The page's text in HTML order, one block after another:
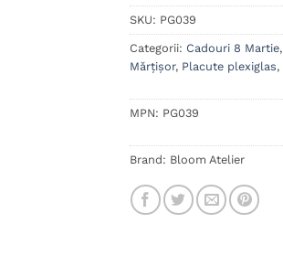
SKU: PG039
Categorii: Cadouri 8 Martie,
Mărțișor, Placute plexiglas,
MPN: PG039
Brand: Bloom Atelier